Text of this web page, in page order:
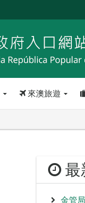
來澳旅遊
最
金管